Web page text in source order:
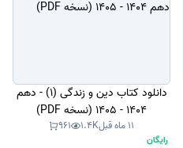
دانلود کتاب دین و زندگی (1) - دهم
1404 - 1405 (نسخه PDF)
11 ماه قبل 1.4K
961
رایگان